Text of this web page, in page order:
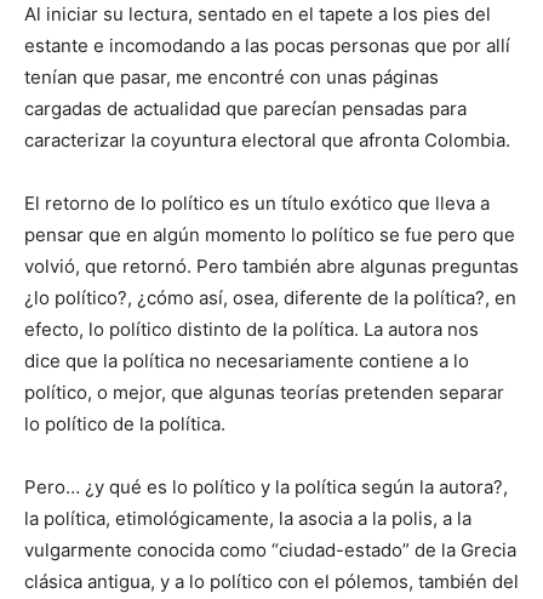
Al iniciar su lectura, sentado en el tapete a los pies del
estante e incomodando a las pocas personas que por allí
tenían que pasar, me encontré con unas páginas
cargadas de actualidad que parecían pensadas para
caracterizar la coyuntura electoral que afronta Colombia.
El retorno de lo político es un título exótico que lleva a
pensar que en algún momento lo político se fue pero que
volvió, que retornó. Pero también abre algunas preguntas
¿lo político?, ¿cómo así, osea, diferente de la política?, en
efecto, lo político distinto de la política. La autora nos
dice que la política no necesariamente contiene a lo
político, o mejor, que algunas teorías pretenden separar
lo político de la política.
Pero… ¿y qué es lo político y la política según la autora?,
la política, etimológicamente, la asocia a la polis, a la
vulgarmente conocida como “ciudad-estado” de la Grecia
clásica antigua, y a lo político con el pólemos, también del